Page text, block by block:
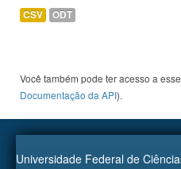
CSV ODT
Você também pode ter acesso a
Documentação da API).
Universidade Federal de